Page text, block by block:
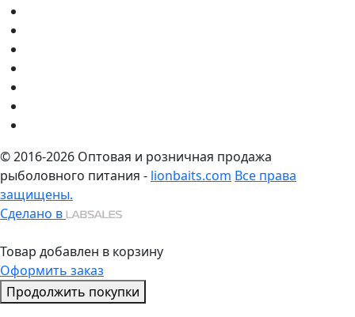
© 2016-2026 Оптовая и розничная продажа
рыболовного питания - lionbaits.com Все права
защищены.
Сделано в
Товар добавлен в корзину
Оформить заказ
Продолжить покупки